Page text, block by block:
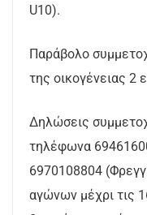
U10).
Παράβολο
της οικογένειας 2
Δηλώσεις
τηλέφωνα
6970108804
αγώνων μέχρι τις